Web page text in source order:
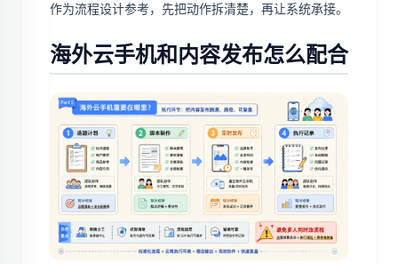
作为流程设计参考，先把动作拆清楚，再让系统承接。
海外云手机和内容发布怎么配合